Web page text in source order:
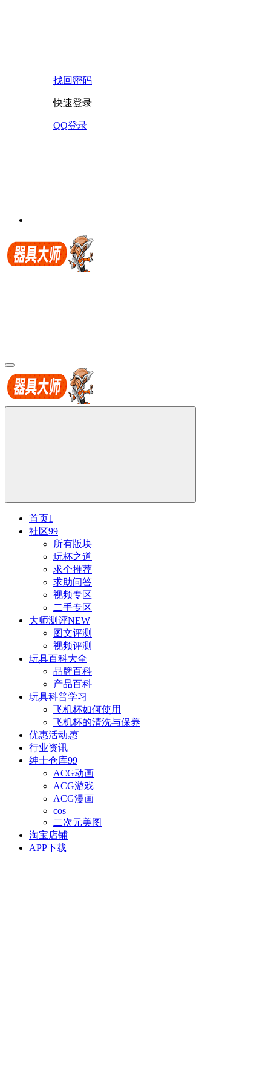
找回密码
快速登录
QQ登录
首页1
社区99
所有版块
玩杯之道
求个推荐
求助问答
视频专区
二手专区
大师测评NEW
图文评测
视频评测
玩具百科大全
品牌百科
产品百科
玩具科普学习
飞机杯如何使用
飞机杯的清洗与保养
优惠活动惠
行业资讯
绅士仓库99
ACG动画
ACG游戏
ACG漫画
cos
二次元美图
淘宝店铺
APP下载